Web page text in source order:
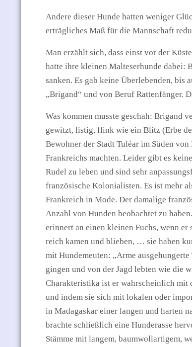
Andere dieser Hunde hatten weniger
erträgliches Maß für die Mannschaft
Man erzählt sich, dass einst vor der
hatte ihre kleinen Malteserhunde dabei:
sanken. Es gab keine Überlebenden, bis
„Brigand“ und von Beruf Rattenfänger.
Was kommen musste geschah: Brigand
gewitzt, listig, flink wie ein Blitz (Erbe
Bewohner der Stadt Tuléar im Süden
Frankreichs machten. Leider gibt es
Rudel zu leben und sind sehr
französische Kolonialisten. Es ist mehr
Frankreich in Mode. Der damalige
Anzahl von Hunden beobachtet zu
erinnert an einen kleinen Fuchs, wenn
reich kamen und blieben, … sie haben
mit Hundemeuten: „Arme
gingen und von der Jagd lebten wie die
Charakteristika ist er wahrscheinlich mit
und indem sie sich mit lokalen oder
in Madagaskar einer langen und harten
brachte schließlich eine Hunderasse
Stämme mit langem, baumwollartigem,